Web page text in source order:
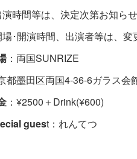
時間等は、決定次第お知らせ
･開演時間、出演者等は、変
：両国SUNRIZE
都墨田区両国4-36-6ガラス会
：¥2500＋Drink(¥600)
guest：れんてつ